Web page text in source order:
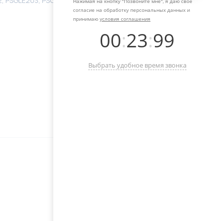
согласие на обработку персональных данных и
принимаю условия соглашения
00:23:99
Выбрать удобное время звонка